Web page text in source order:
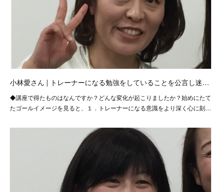
小林愛さん | トレーナーになる勉強をしていることを公言し迷…
◆講座で得たものはなんですか？どんな変化が起こりましたか？始めにたて
たゴールイメージを見ると、１．トレーナーになる意識をより深く心に刻…